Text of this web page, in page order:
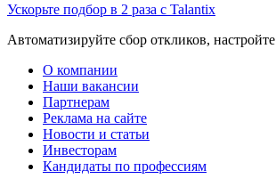
Ускорьте подбор в 2 раза с Talantix
Автоматизируйте сбор откликов,
О компании
Наши вакансии
Партнерам
Реклама на сайте
Новости и статьи
Инвесторам
Кандидаты по профессиям